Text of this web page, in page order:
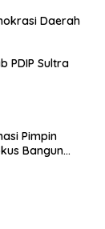
Daerah
PDIP Sultra
Pimpin
Bangun